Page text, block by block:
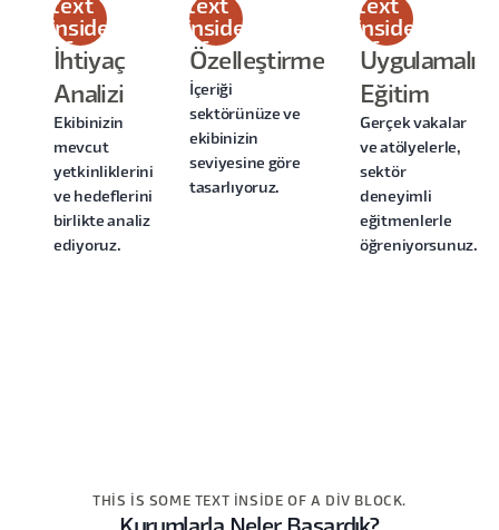
text
inside
of a
div
block.
İhtiyaç
Analizi
Ekibinizin
mevcut
yetkinliklerini
ve hedeflerini
birlikte analiz
ediyoruz.
text
inside
of a
div
block.
Özelleştirme
İçeriği
sektörünüze ve
ekibinizin
seviyesine göre
tasarlıyoruz.
text
inside
of a
div
block.
Uygulamalı
Eğitim
Gerçek vakalar
ve atölyelerle,
sektör
deneyimli
eğitmenlerle
öğreniyorsunuz.
THIS IS SOME TEXT INSIDE OF A DIV BLOCK.